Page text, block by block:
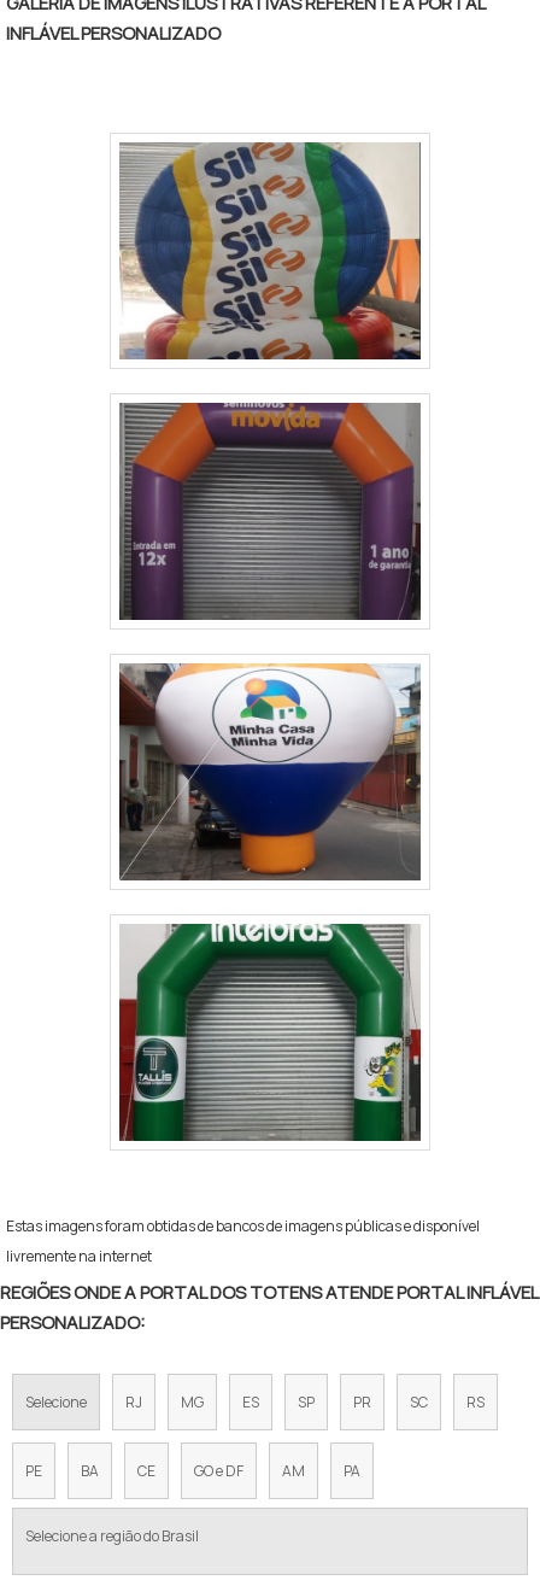
INFLÁVEL PERSONALIZADO
Estas imagens foram obtidas de bancos de imagens públicas e disponível
livremente na internet
REGIÕES ONDE A PORTAL DOS TOTENS ATENDE PORTAL INFLÁVEL
PERSONALIZADO:
Selecione RJ MG ES SP PR SC RS
PE BA CE GO e DF AM PA
Selecione a região do Brasil